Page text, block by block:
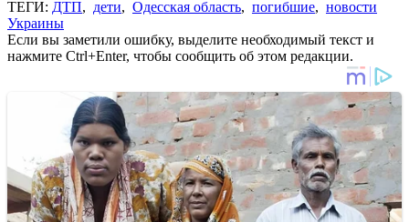
ТЕГИ: ДТП, дети, Одесская область, погибшие, новости
Украины
Если вы заметили ошибку, выделите необходимый текст и
нажмите Ctrl+Enter, чтобы сообщить об этом редакции.